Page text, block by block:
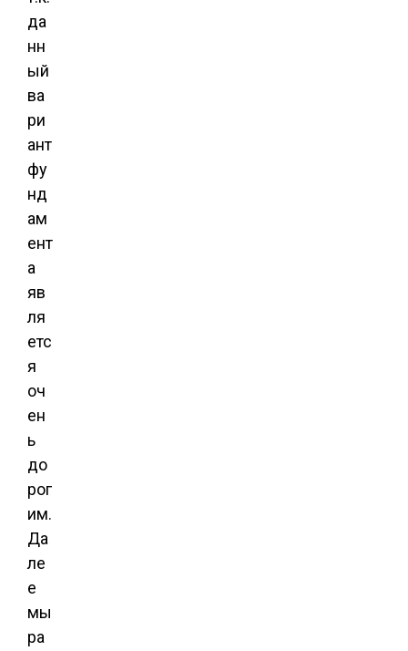
да
нн
ый
ва
ри
ант
фу
нд
ам
ент
а
яв
ля
етс
я
оч
ен
ь
до
рог
им.
Да
ле
е
мы
ра